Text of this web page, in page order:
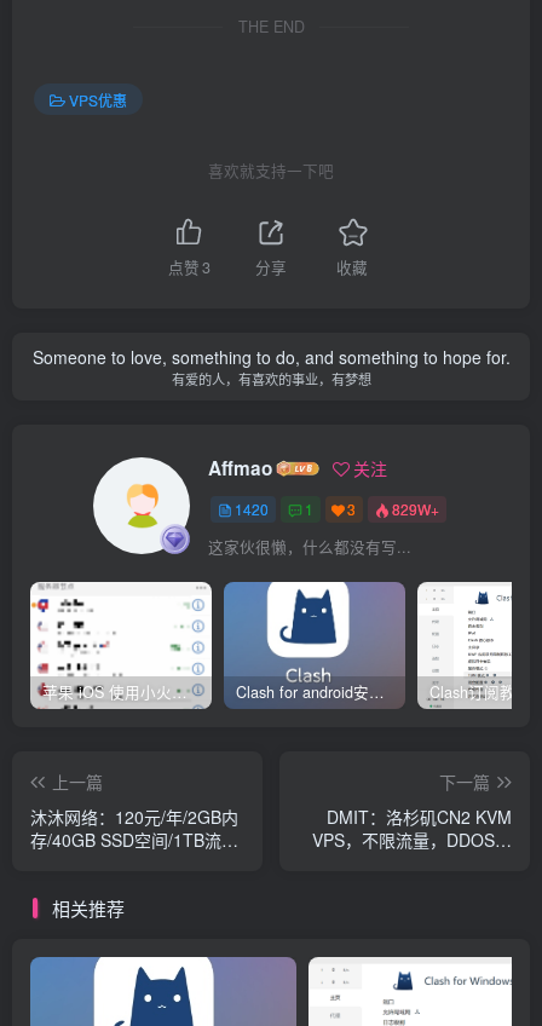
THE END
VPS优惠
喜欢就支持一下吧
点赞3 分享 收藏
Someone to love, something to do, and something to hope for.
有爱的人，有喜欢的事业，有梦想
Affmao 关注
1420 1 3 829W+
这家伙很懒，什么都没有写...
苹果 iOS 使用小火箭(shadowrocket)新手教程 Clash for android安卓客户端保姆级新手使用教程
上一篇
沐沐网络：120元/年/2GB内
存/40GB SSD空间/1TB流
下一篇
DMIT：洛杉矶CN2 KVM
VPS，不限流量，DDOS防
相关推荐